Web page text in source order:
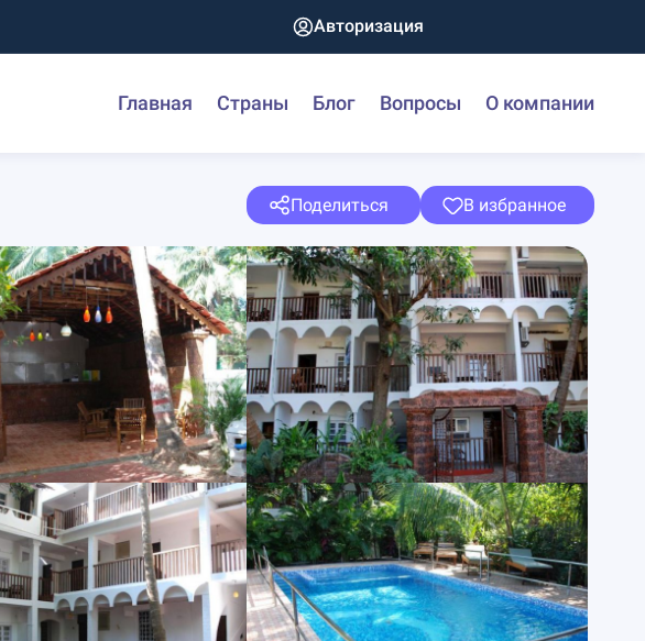
Авторизация
Главная Страны Блог Вопросы О компании
Поделиться В избранное